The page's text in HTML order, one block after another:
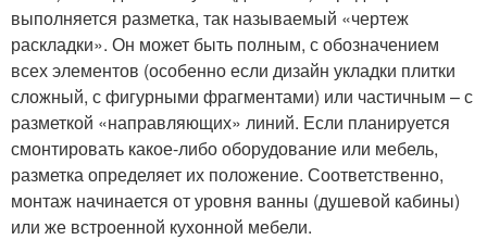
выполняется разметка, так называемый «чертеж
раскладки». Он может быть полным, с обозначением
всех элементов (особенно если дизайн укладки плитки
сложный, с фигурными фрагментами) или частичным – с
разметкой «направляющих» линий. Если планируется
смонтировать какое-либо оборудование или мебель,
разметка определяет их положение. Соответственно,
монтаж начинается от уровня ванны (душевой кабины)
или же встроенной кухонной мебели.